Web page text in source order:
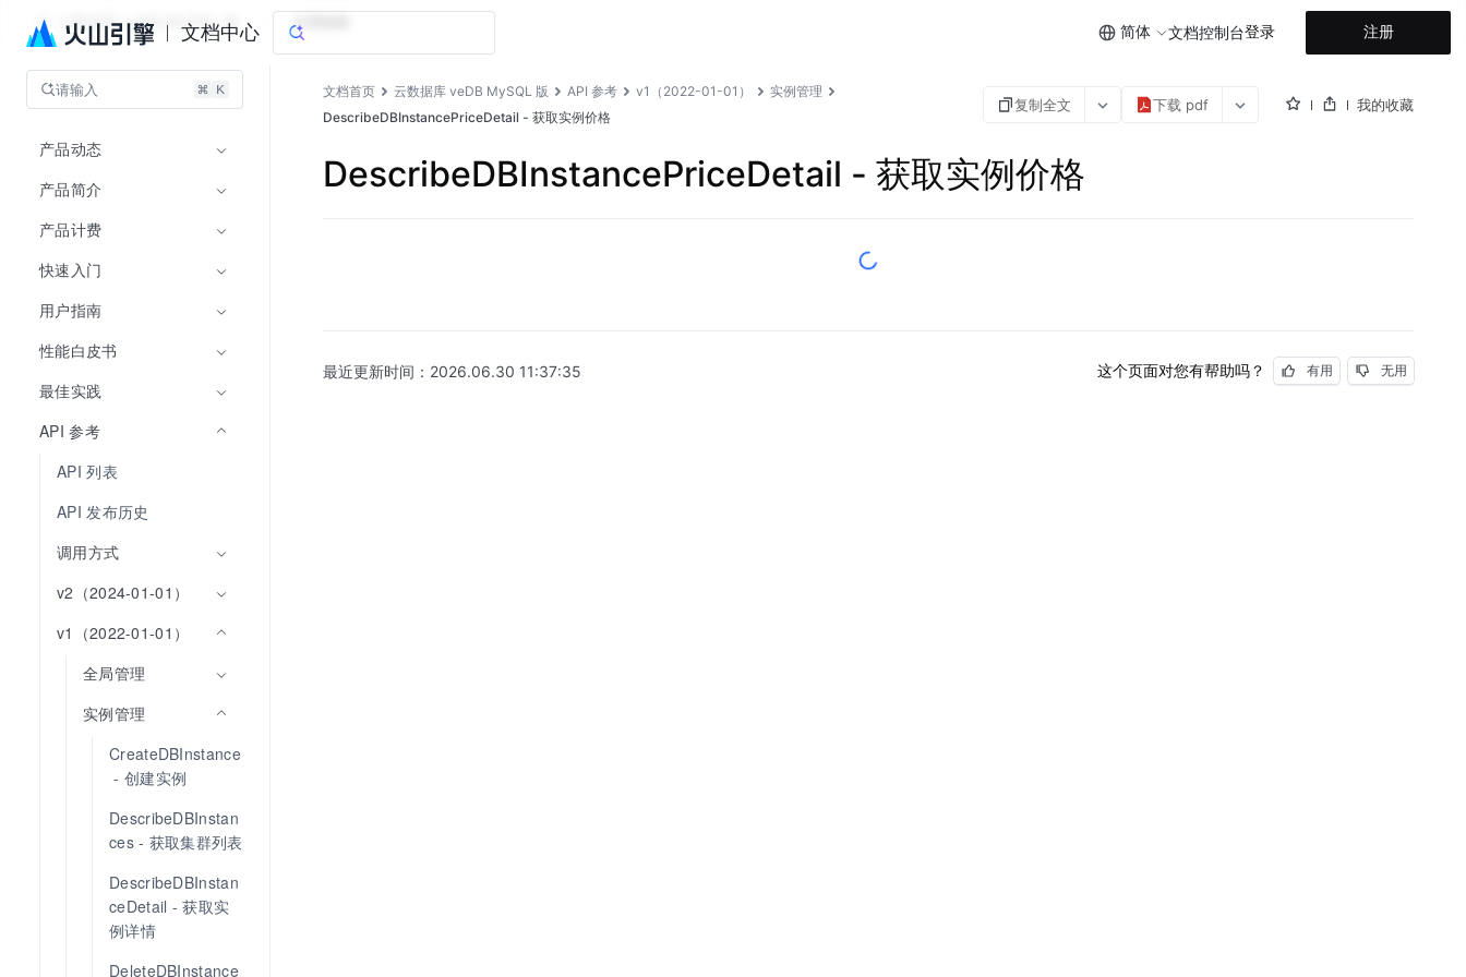
文档中心 简体 文档控制台登录 注册
云数据库 veDB MySQL 版 文档指南
请输入
产品动态
产品简介
产品计费
快速入门
用户指南
性能白皮书
最佳实践
API 参考
API 列表
API 发布历史
调用方式
v2（2024-01-01）
v1（2022-01-01）
全局管理
实例管理
CreateDBInstance
- 创建实例
DescribeDBInstan
ces - 获取集群列表
DescribeDBInstan
ceDetail - 获取实
例详情
DeleteDBInstance
文档首页 云数据库 veDB MySQL 版 API 参考 v1（2022-01-01）
实例管理
DescribeDBInstancePriceDetail - 获取实例价格
复制全文 下载 pdf 我的收藏
DescribeDBInstancePriceDetail - 获取实例价格
最近更新时间： 2026.06.30 11:37:35 这个页面对您有帮助吗？ 有用 无用